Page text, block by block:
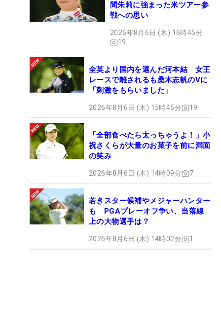
間朱莉に強まった米ツアー参
戦への思い
2026年8月6日 (木) 16時45分
19
全英より国内を選んだ河本結 女王
レースで離されるも桑木志帆のVに
「刺激をもらいました」
2026年8月6日 (木) 15時45分 19
「全部食べたら太っちゃうよ！」小
祝さくらが大量のお菓子を前に満面
の笑み
2026年8月6日 (木) 14時09分 7
若きスター候補やメジャーハンター
も PGAプレーオフ争い、当落線
上の大物選手は？
2026年8月6日 (木) 14時02分 1